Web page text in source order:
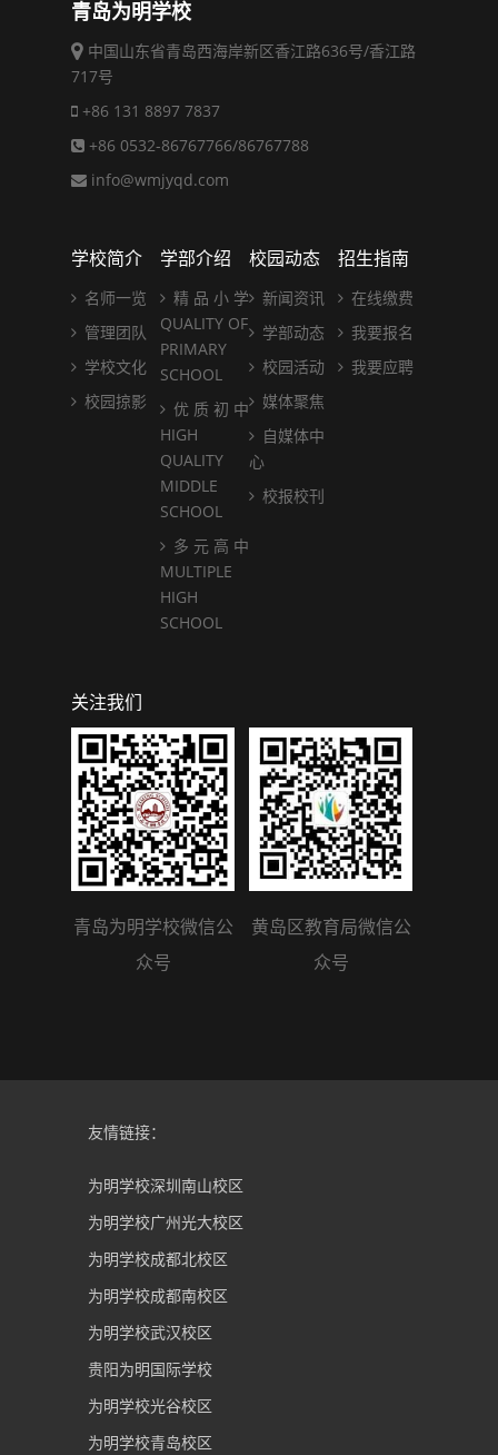
青岛为明学校
中国山东省青岛西海岸新区香江路636号/香江路
717号
+86 131 8897 7837
+86 0532-86767766/86767788
info@wmjyqd.com
学校简介
名师一览
管理团队
学校文化
校园掠影
学部介绍
精 品 小 学
QUALITY OF
PRIMARY
SCHOOL
优 质 初 中
HIGH
QUALITY
MIDDLE
SCHOOL
多 元 高 中
MULTIPLE
HIGH
SCHOOL
校园动态
新闻资讯
学部动态
校园活动
媒体聚焦
自媒体中
心
校报校刊
招生指南
在线缴费
我要报名
我要应聘
关注我们
青岛为明学校微信公
众号
黄岛区教育局微信公
众号
友情链接：
为明学校深圳南山校区
为明学校广州光大校区
为明学校成都北校区
为明学校成都南校区
为明学校武汉校区
贵阳为明国际学校
为明学校光谷校区
为明学校青岛校区